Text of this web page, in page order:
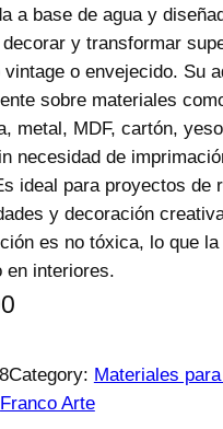
a base de agua y
decorar y transformar
vintage o envejecido. Su
sobre materiales
metal, MDF, cartón,
necesidad de
ideal para proyectos de
y decoración
es no tóxica, lo que
en interiores.
Category: Materiales
Franco Arte